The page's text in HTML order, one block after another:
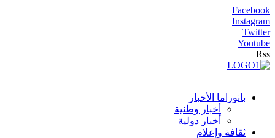
Facebook
Instagram
Twitter
Youtube
Rss
بانوراما الأخبار
أخبار وطنية
أخبار دولية
ثقافة وإعلام